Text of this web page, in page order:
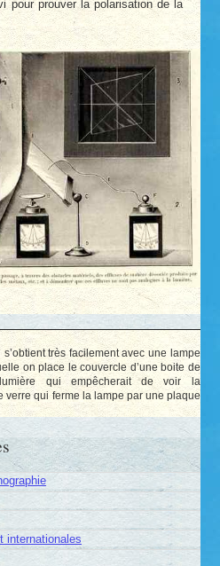
pour prouver la polarisation de la
très facilement avec une lampe
on place le couvercle d’une boite de
qui empêcherait de voir la
verre qui ferme la lampe par une plaque
internationales